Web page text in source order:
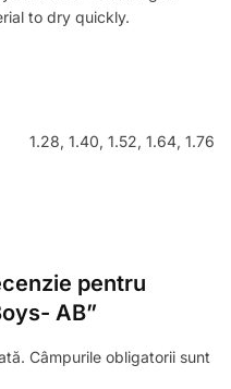
to dry quickly.
1.28, 1.40, 1.52, 1.64, 1.76
pentru
AB”
Câmpurile obligatorii sunt